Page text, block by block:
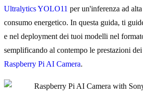
Ultralytics YOLO11 per un'inferenza ad
consumo energetico. In questa guida, ti
e nel deployment dei tuoi modelli nel
semplificando al contempo le prestazioni
Raspberry Pi AI Camera.